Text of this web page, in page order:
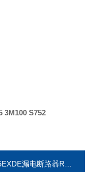
3M100 S752
漏电断路器RCBO